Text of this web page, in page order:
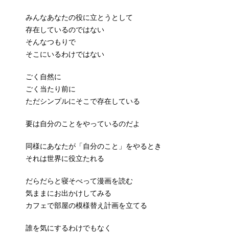
みんなあなたの役に立とうとして
存在しているのではない
そんなつもりで
そこにいるわけではない
ごく自然に
ごく当たり前に
ただシンプルにそこで存在している
要は自分のことをやっているのだよ
同様にあなたが「自分のこと」をやるとき
それは世界に役立たれる
だらだらと寝そべって漫画を読む
気ままにお出かけしてみる
カフェで部屋の模様替え計画を立てる
誰を気にするわけでもなく